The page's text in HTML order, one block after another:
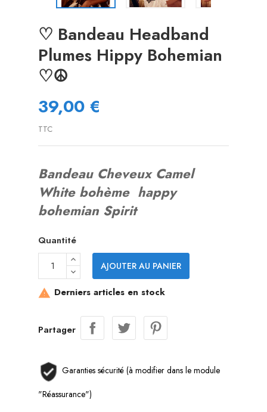
♡ Bandeau Headband
Plumes Hippy Bohemian
♡☮️
39,00 €
TTC
Bandeau Cheveux Camel
White bohème happy
bohemian Spirit
Quantité
AJOUTER AU PANIER
 Derniers articles en stock
Partager
Garanties sécurité (à modifier dans le module
"Réassurance")